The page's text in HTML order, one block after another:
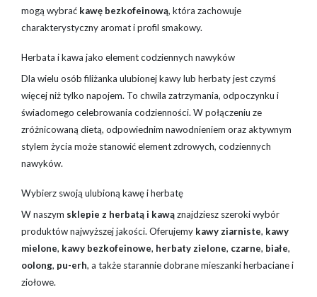
mogą wybrać kawę bezkofeinową, która zachowuje
charakterystyczny aromat i profil smakowy.
Herbata i kawa jako element codziennych nawyków
Dla wielu osób filiżanka ulubionej kawy lub herbaty jest czymś
więcej niż tylko napojem. To chwila zatrzymania, odpoczynku i
świadomego celebrowania codzienności. W połączeniu ze
zróżnicowaną dietą, odpowiednim nawodnieniem oraz aktywnym
stylem życia może stanowić element zdrowych, codziennych
nawyków.
Wybierz swoją ulubioną kawę i herbatę
W naszym sklepie z herbatą i kawąznajdziesz szeroki wybór
produktów najwyższej jakości. Oferujemy kawy ziarniste, kawy
mielone, kawy bezkofeinowe, herbaty zielone, czarne, białe,
oolong, pu-erh, a także starannie dobrane mieszanki herbaciane i
ziołowe.